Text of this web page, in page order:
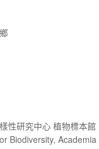
性研究中心 植物標本
Biodiversity,